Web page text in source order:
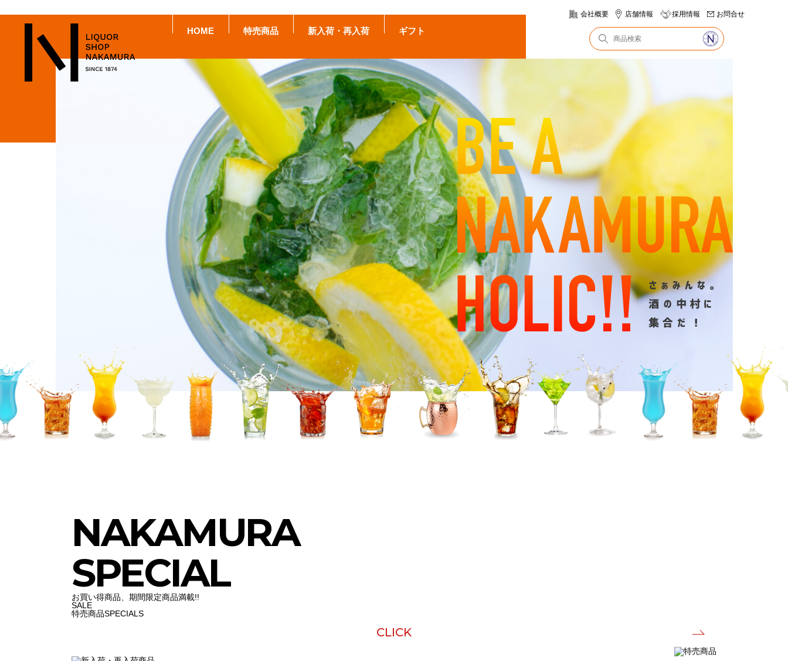
HOME 特売商品 新入荷・再入荷 ギフト
会社概要 店舗情報 採用情報 お問合せ
NAKAMURA
SPECIAL
お買い得商品、期間限定商品満載!!
SALE
特売商品SPECIALS
CLICK